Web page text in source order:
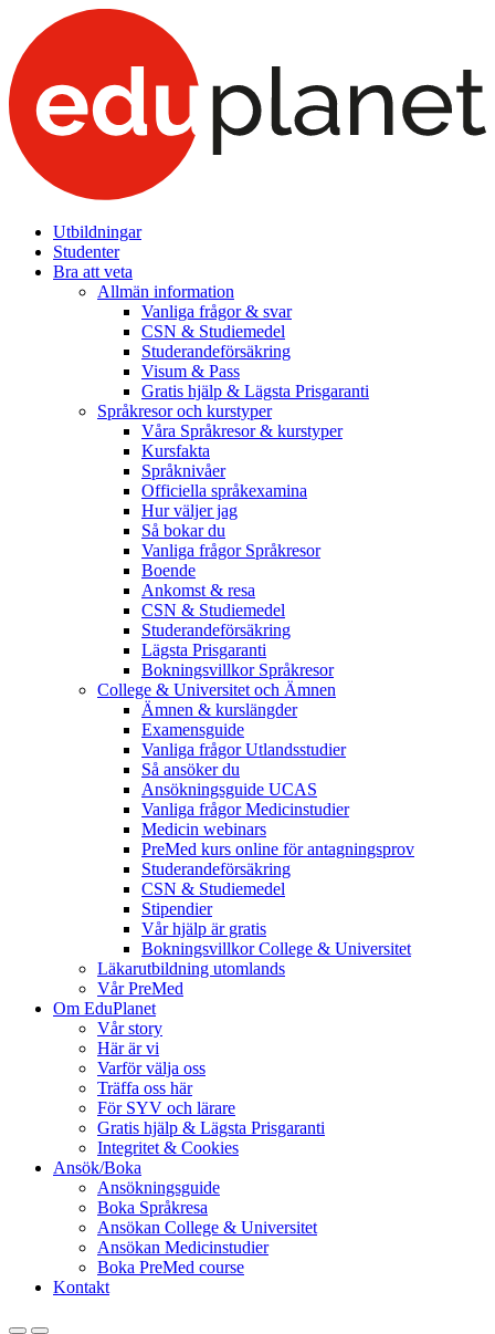
Utbildningar
Studenter
Bra att veta
Allmän information
Vanliga frågor & svar
CSN & Studiemedel
Studerandeförsäkring
Visum & Pass
Gratis hjälp & Lägsta Prisgaranti
Språkresor och kurstyper
Våra Språkresor & kurstyper
Kursfakta
Språknivåer
Officiella språkexamina
Hur väljer jag
Så bokar du
Vanliga frågor Språkresor
Boende
Ankomst & resa
CSN & Studiemedel
Studerandeförsäkring
Lägsta Prisgaranti
Bokningsvillkor Språkresor
College & Universitet och Ämnen
Ämnen & kurslängder
Examensguide
Vanliga frågor Utlandsstudier
Så ansöker du
Ansökningsguide UCAS
Vanliga frågor Medicinstudier
Medicin webinars
PreMed kurs online för antagningsprov
Studerandeförsäkring
CSN & Studiemedel
Stipendier
Vår hjälp är gratis
Bokningsvillkor College & Universitet
Läkarutbildning utomlands
Vår PreMed
Om EduPlanet
Vår story
Här är vi
Varför välja oss
Träffa oss här
För SYV och lärare
Gratis hjälp & Lägsta Prisgaranti
Integritet & Cookies
Ansök/Boka
Ansökningsguide
Boka Språkresa
Ansökan College & Universitet
Ansökan Medicinstudier
Boka PreMed course
Kontakt